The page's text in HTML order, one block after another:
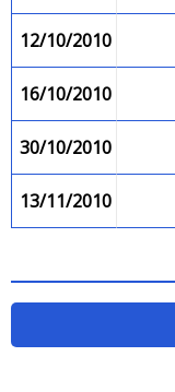
12/10/2010
16/10/2010
30/10/2010
13/11/2010